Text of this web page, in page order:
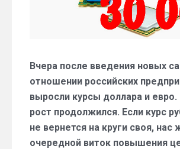
Вчера после введения новых
отношении российских
выросли курсы доллара и
рост продолжился. Если курс
не вернется на круги своя, нас
очередной виток повышения